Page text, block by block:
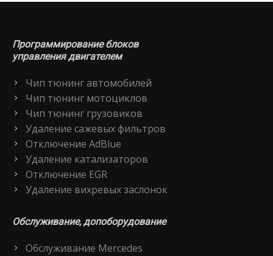
Программирование блоков
управления двигателем
Чип тюнинг автомобилей
Чип тюнинг мотоциклов
Чип тюнинг грузовиков
Удаление сажевых фильтров
Отключение AdBlue
Удаление катализаторов
Отключение EGR
Удаление вихревых заслонок
Обслуживание, допоборудование
Обслуживание Mercedes